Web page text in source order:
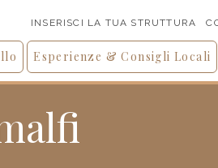
INSERISCI LA TUA STRUTTURA
Esperienze & Consigli Locali